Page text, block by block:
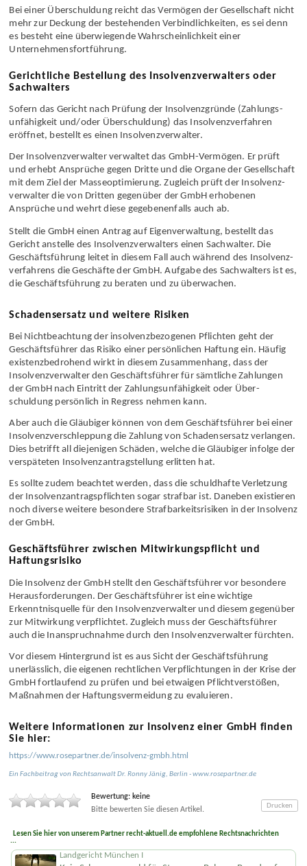
Bei einer Über­schuldung reicht das Vermögen der Gesellschaft nicht
mehr zur Deckung der bestehenden Verbindlichkeiten, es sei denn
es besteht eine überwiegende Wahrscheinlichkeit einer
Unternehmens­fortführung.
Gerichtliche Bestellung des Insolvenzverwalters oder
Sachwalters
Sofern das Gericht nach Prüfung der Insolvenz­gründe (Zahlungs­
unfähigkeit und/oder Über­schuldung) das Insolvenz­verfahren
eröffnet, bestellt es einen Insolvenz­verwalter.
Der Insolvenz­verwalter verwaltet das GmbH-Vermögen. Er prüft
und erhebt Ansprüche gegen Dritte und die Organe der Gesellschaft
mit dem Ziel der Masse­optimierung. Zugleich prüft der Insolvenz­
verwalter die von Dritten gegenüber der GmbH erhobenen
Ansprüche und wehrt diese gegebenenfalls auch ab.
Stellt die GmbH einen Antrag auf Eigen­verwaltung, bestellt das
Gericht anstelle des Insolvenz­verwalters einen Sachwalter. Die
Geschäfts­führung leitet in diesem Fall auch während des Insolvenz­
verfahrens die Geschäfte der GmbH. Aufgabe des Sachwalters ist es,
die Geschäfts­führung zu beraten und zu überwachen.
Schadensersatz und weitere Risiken
Bei Nicht­beachtung der insolvenz­bezogenen Pflichten geht der
Geschäfts­führer das Risiko einer persönlichen Haftung ein. Häufig
existenz­bedrohend wirkt in diesem Zusammenhang, dass der
Insolvenz­verwalter den Geschäfts­führer für sämtliche Zahlungen
der GmbH nach Eintritt der Zahlungs­unfähigkeit oder Über­
schuldung persönlich in Regress nehmen kann.
Aber auch die Gläubiger können von dem Geschäfts­führer bei einer
Insolvenz­verschleppung die Zahlung von Schadens­ersatz verlangen.
Dies betrifft all diejenigen Schäden, welche die Gläubiger infolge der
verspäteten Insolvenz­antrag­stellung erlitten hat.
Es sollte zudem beachtet werden, dass die schuldhafte Verletzung
der Insolvenz­antrags­pflichten sogar strafbar ist. Daneben existieren
noch diverse weitere besondere Strafbarkeits­risiken in der Insolvenz
der GmbH.
Geschäftsführer zwischen Mitwirkungspflicht und
Haftungsrisiko
Die Insolvenz der GmbH stellt den Geschäfts­führer vor besondere
Heraus­forderungen. Der Geschäfts­führer ist eine wichtige
Erkenntnis­quelle für den Insolvenz­verwalter und diesem gegenüber
zur Mitwirkung verpflichtet. Zugleich muss der Geschäfts­führer
auch die Inanspruch­nahme durch den Insolvenz­verwalter fürchten.
Vor diesem Hintergrund ist es aus Sicht der Geschäfts­führung
unerlässlich, die eigenen rechtlichen Verpflichtungen in der Krise der
GmbH fortlaufend zu prüfen und bei etwaigen Pflicht­verstößen,
Maßnahmen der Haftungs­vermeidung zu evaluieren.
Weitere Informationen zur Insolvenz einer GmbH finden
Sie hier:
https://www.rosepartner.de/insolvenz-gmbh.html
Ein Fachbeitrag vonRechtsanwalt Dr. Ronny Jänig,Berlin -www.rosepartner.de
Bewertung: keine
Bitte bewerten Sie diesen Artikel.
Drucken
Lesen Sie hier von unserem Partner recht-aktuell.de empfohlene Rechtsnachrichten
...
Landgericht München I